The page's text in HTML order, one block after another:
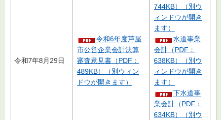
令和7年8月29日
令和6年度芦屋
市公営企業会計決算
審査意見書（PDF：
489KB）（別ウィン
ドウが開きます）
744KB）（別ウ
ィンドウが開き
ます）
水道事業
会計（PDF：
638KB）（別ウ
ィンドウが開き
ます）
下水道事
業会計（PDF：
634KB）（別ウ